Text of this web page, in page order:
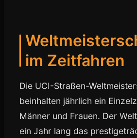
im Zeitfahren
Die UCI-Straßen-
beinhalten jährlich ein
Männer und Frauen. Der
ein Jahr lang das